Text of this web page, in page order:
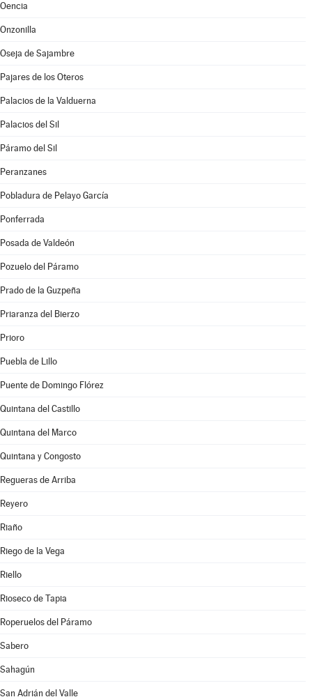
Oencia
Onzonilla
Oseja de Sajambre
Pajares de los Oteros
Palacios de la Valduerna
Palacios del Sil
Páramo del Sil
Peranzanes
Pobladura de Pelayo García
Ponferrada
Posada de Valdeón
Pozuelo del Páramo
Prado de la Guzpeña
Priaranza del Bierzo
Prioro
Puebla de Lillo
Puente de Domingo Flórez
Quintana del Castillo
Quintana del Marco
Quintana y Congosto
Regueras de Arriba
Reyero
Riaño
Riego de la Vega
Riello
Rioseco de Tapia
Roperuelos del Páramo
Sabero
Sahagún
San Adrián del Valle